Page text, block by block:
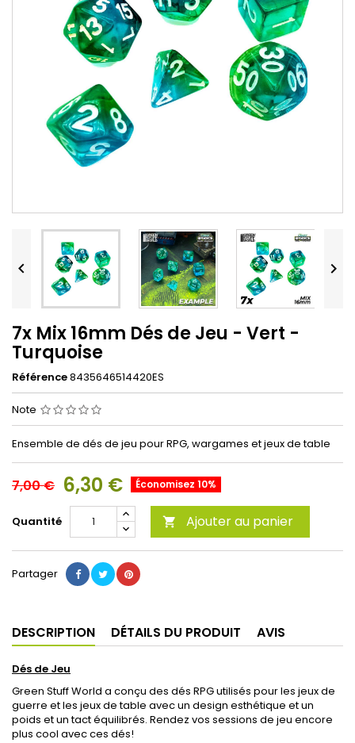
 
7x Mix 16mm Dés de Jeu - Vert -
Turquoise
Référence8435646514420ES
Note
Ensemble de dés de jeu pour RPG, wargames et jeux de table
7,00 € 6,30 € Économisez 10%
Quantité  Ajouter au panier
Partager
DESCRIPTION DÉTAILS DU PRODUIT AVIS
Dés de Jeu
Green Stuff World a conçu des dés RPG utilisés pour les jeux de
guerre et les jeux de table avec un design esthétique et un
poids et un tact équilibrés. Rendez vos sessions de jeu encore
plus cool avec ces dés!